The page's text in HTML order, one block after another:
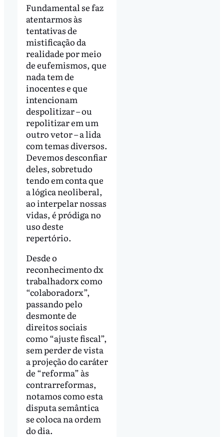
Fundamental se faz
atentarmos às
tentativas de
mistificação da
realidade por meio
de eufemismos, que
nada tem de
inocentes e que
intencionam
despolitizar – ou
repolitizar em um
outro vetor – a lida
com temas diversos.
Devemos desconfiar
deles, sobretudo
tendo em conta que
a lógica neoliberal,
ao interpelar nossas
vidas, é pródiga no
uso deste
repertório.
Desde o
reconhecimento dx
trabalhadorx como
“colaboradorx”,
passando pelo
desmonte de
direitos sociais
como “ajuste fiscal”,
sem perder de vista
a projeção do caráter
de “reforma” às
contrarreformas,
notamos como esta
disputa semântica
se coloca na ordem
do dia.